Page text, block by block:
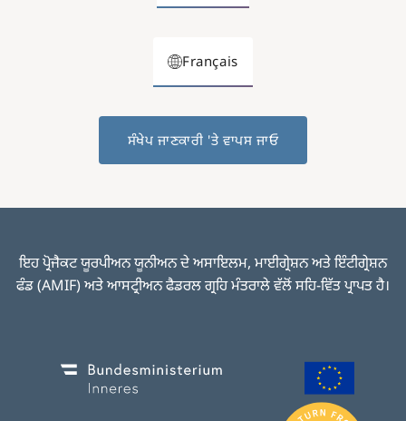
Français
ਸੰਖੇਪ ਜਾਣਕਾਰੀ 'ਤੇ ਵਾਪਸ ਜਾਓ
ਇਹ ਪ੍ਰੋਜੈਕਟ ਯੂਰਪੀਅਨ ਯੂਨੀਅਨ ਦੇ ਅਸਾਇਲਮ, ਮਾਈਗ੍ਰੇਸ਼ਨ ਅਤੇ ਇੰਟੀਗ੍ਰੇਸ਼ਨ
ਫੰਡ (AMIF) ਅਤੇ ਆਸਟ੍ਰੀਅਨ ਫੈਡਰਲ ਗ੍ਰਹਿ ਮੰਤਰਾਲੇ ਵੱਲੋਂ ਸਹਿ-ਵਿੱਤ ਪ੍ਰਾਪਤ ਹੈ।
Image Image